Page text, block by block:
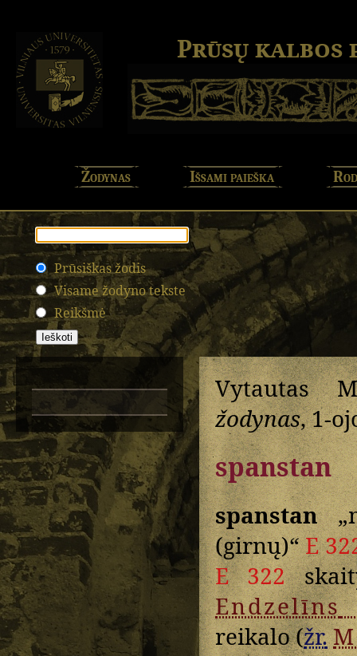
Prūsų kalbos
Žodynas Išsami paieška
Prūsiškas žodis
Visame žodyno tekste
Reikšmė
Vytautas
žodynas, 1-
spanstan
spanstan
(girnų)“E
E 322
Endzelīns
reikalo (žr.